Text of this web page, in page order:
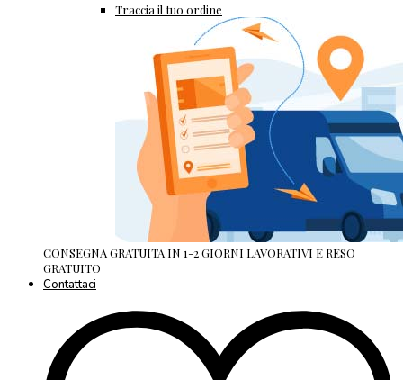
Traccia il tuo ordine
CONSEGNA GRATUITA IN 1-2 GIORNI LAVORATIVI E RESO
GRATUITO
Contattaci